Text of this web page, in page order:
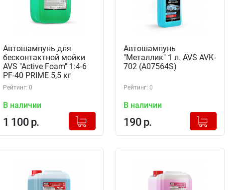
Автошампунь для
бесконтактной мойки
AVS "Active Foam" 1:4-6
PF-40 PRIME 5,5 кг
(A07543S)
Рейтинг: 0
В наличии
1 100 р.
+
Добавлено в корзину
Автошампунь
"Металлик" 1 л. AVS AVK-
702 (A07564S)
Рейтинг: 0
В наличии
190 р.
+
Добавлено в корзину